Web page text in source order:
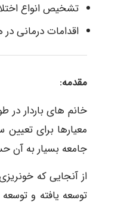
تشخیص انواع
اقدامات درمانی در
مقدمه:
خانم های باردار در
معیارها برای
جامعه بسیار به
از آنجایی که
توسعه یافته و